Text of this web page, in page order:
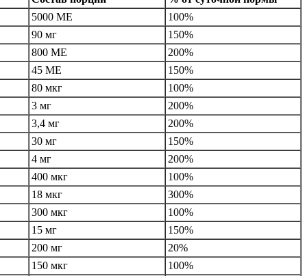
5000 МЕ
100%
90 мг
150%
800 МЕ
200%
45 МЕ
150%
80 мкг
100%
3 мг
200%
3,4 мг
200%
30 мг
150%
4 мг
200%
400 мкг
100%
18 мкг
300%
300 мкг
100%
15 мг
150%
200 мг
20%
150 мкг
100%